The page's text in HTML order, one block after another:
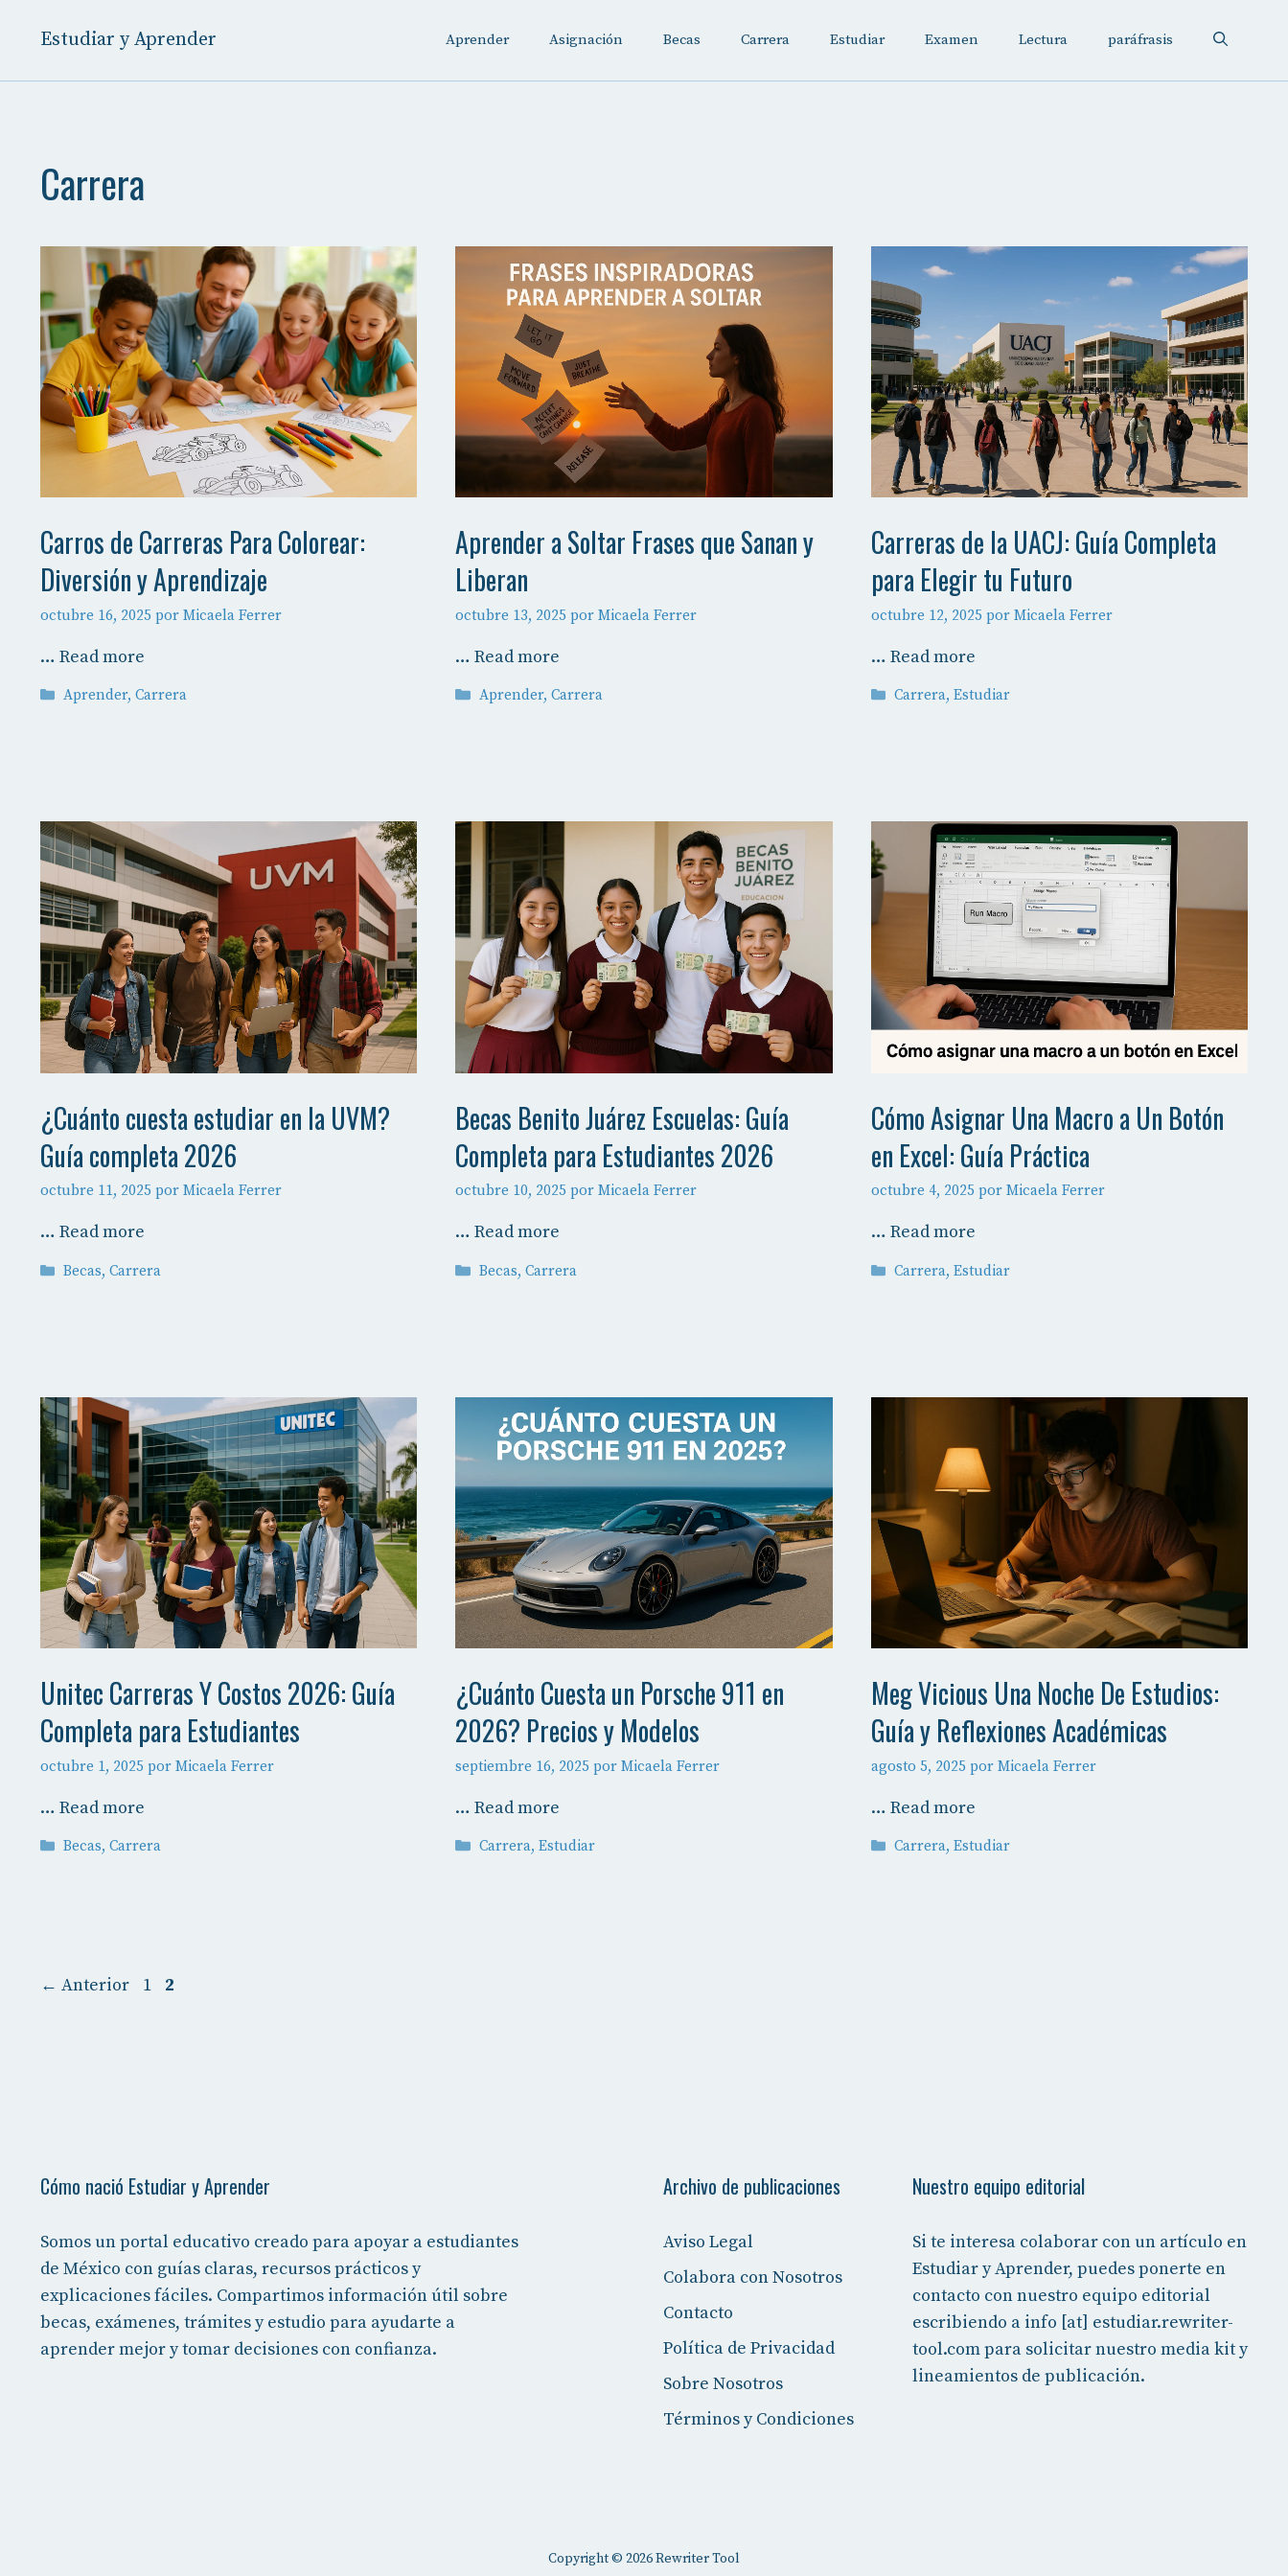
Estudiar y Aprender Aprender Asignación Becas Carrera Estudiar Examen Lectura paráfrasis
Carrera
Carros de Carreras Para Colorear:
Diversión y Aprendizaje
octubre 16, 2025 por Micaela Ferrer
… Read more
Categorías
Aprender,Carrera
Aprender a Soltar Frases que Sanan y
Liberan
octubre 13, 2025 porMicaela Ferrer
…Read more
Categorías
Aprender, Carrera
Carreras de la UACJ: Guía Completa
para Elegir tu Futuro
octubre 12, 2025 por Micaela Ferrer
… Read more
Categorías
Carrera,Estudiar
¿Cuánto cuesta estudiar en la UVM?
Guía completa 2026
octubre 11, 2025 por Micaela Ferrer
… Read more
Categorías
Becas,Carrera
Becas Benito Juárez Escuelas: Guía
Completa para Estudiantes 2026
octubre 10, 2025 porMicaela Ferrer
…Read more
Categorías
Becas, Carrera
Cómo Asignar Una Macro a Un Botón
en Excel: Guía Práctica
octubre 4, 2025 por Micaela Ferrer
… Read more
Categorías
Carrera,Estudiar
Unitec Carreras Y Costos 2026: Guía
Completa para Estudiantes
octubre 1, 2025 por Micaela Ferrer
… Read more
Categorías
Becas,Carrera
¿Cuánto Cuesta un Porsche 911 en
2026? Precios y Modelos
septiembre 16, 2025 porMicaela Ferrer
…Read more
Categorías
Carrera, Estudiar
Meg Vicious Una Noche De Estudios:
Guía y Reflexiones Académicas
agosto 5, 2025 por Micaela Ferrer
… Read more
Categorías
Carrera,Estudiar
← Anterior Página
1 Página
2
Cómo nació Estudiar y Aprender
Somos un portal educativo creado para apoyar a estudiantes
de México con guías claras, recursos prácticos y
explicaciones fáciles. Compartimos información útil sobre
becas, exámenes, trámites y estudio para ayudarte a
aprender mejor y tomar decisiones con confianza.
Archivo de publicaciones
Aviso Legal
Colabora con Nosotros
Contacto
Política de Privacidad
Sobre Nosotros
Términos y Condiciones
Nuestro equipo editorial
Si te interesa colaborar con un artículo en
Estudiar y Aprender, puedes ponerte en
contacto con nuestro equipo editorial
escribiendo a info [at] estudiar.rewriter-
tool.com para solicitar nuestro media kit y
lineamientos de publicación.
Copyright © 2026Rewriter Tool